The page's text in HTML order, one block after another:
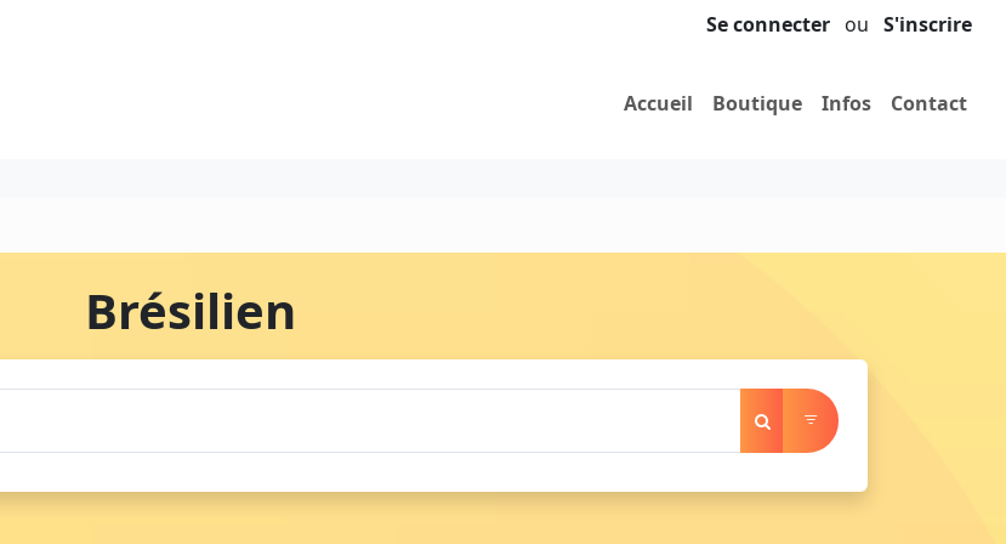
Se connecter ou S'inscrire
Accueil Boutique Infos Contact
Brésilien